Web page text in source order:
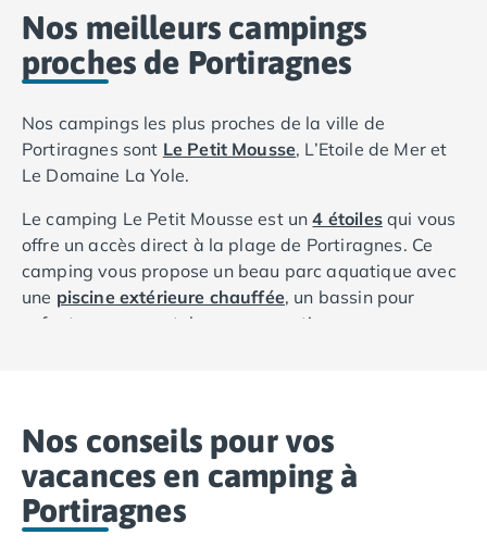
Nos meilleurs campings
proches de Portiragnes
Nos campings les plus proches de la ville de
Portiragnes sont Le Petit Mousse, L’Etoile de Mer et
Le Domaine La Yole.
Le camping Le Petit Mousse est un4 étoilesqui vous
offre un accès direct à la plage de Portiragnes. Ce
camping vous propose un beau parc aquatique avec
une piscine extérieure chauffée, un bassin pour
enfant, un espace toboggan aquatique, une
pétanque. L’établissement propose un club pour
enfants avec de nombreuses animations. Nous vous
proposons les gammes de mobil-home Premium,
Comfort et Classic en 3 et 2 chambres avec cuisine
équipée, terrasse, salle de bain privative, salon
Nos conseils pour vos
vacances en camping à
Portiragnes